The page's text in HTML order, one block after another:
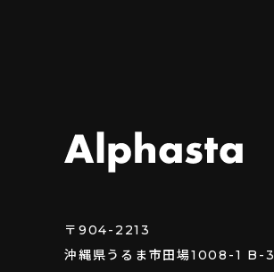
〒904-2213
沖縄県うるま市田場1008-1 B-3